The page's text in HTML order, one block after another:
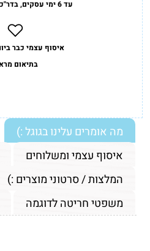
עד 6 ימי עסקים, בדר"כ מגיע קודם :)
איסוף עצמי כבר
בתיאום
מה אומרים עלינו בגוגל :)
איסוף עצמי ומשלוחים
המלצות / סרטוני מוצרים :)
משפטי חריטה לדוגמה